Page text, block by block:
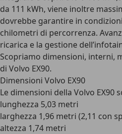
da 111 kWh, viene inoltre
dovrebbe garantire in
chilometri di percorrenza.
ricarica e la gestione
Scopriamo dimensioni, interni,
di Volvo EX90.
Dimensioni Volvo EX90
Le dimensioni della Volvo EX90
lunghezza 5,03 metri
larghezza 1,96 metri (2,11 con
altezza 1,74 metri